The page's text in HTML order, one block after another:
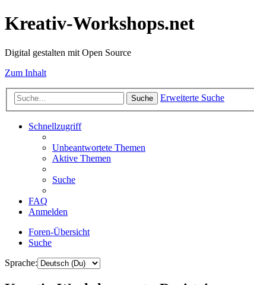
Kreativ-Workshops.net
Digital gestalten mit Open Source
Zum Inhalt
Suche Erweiterte Suche
Schnellzugriff
Unbeantwortete Themen
Aktive Themen
Suche
FAQ
Anmelden
Foren-Übersicht
Suche
Sprache: